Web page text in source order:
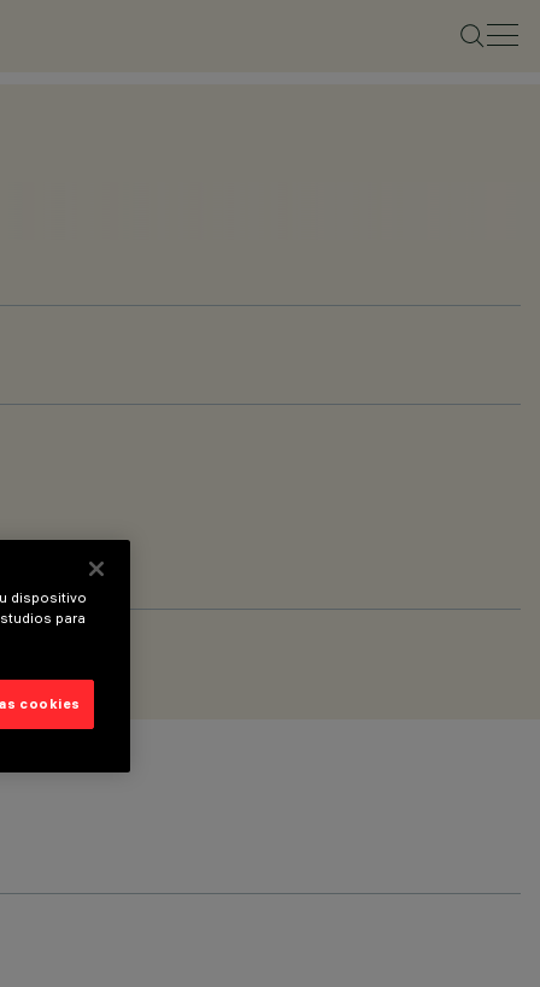
dispositivo
para
cookies